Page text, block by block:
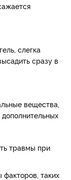
слегка
сразу в
вещества,
травмы при
факторов, таких